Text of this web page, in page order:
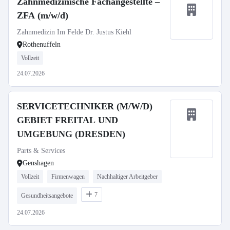
ZFA (m/w/d)
Zahnmedizin Im Felde Dr. Justus Kiehl
Rothenuffeln
Vollzeit
24.07.2026
SERVICETECHNIKER (M/W/D)
GEBIET FREITAL UND
UMGEBUNG (DRESDEN)
Parts & Services
Genshagen
Vollzeit Firmenwagen Nachhaltiger Arbeitgeber
Gesundheitsangebote 7
24.07.2026